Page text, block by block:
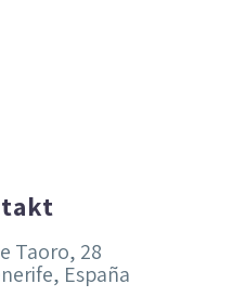
Taoro, 28
España